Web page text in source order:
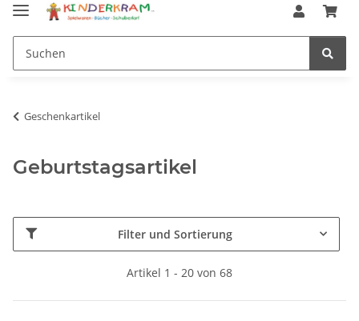
Geschenkartikel
Geburtstagsartikel
Filter und Sortierung
Artikel 1 - 20 von 68